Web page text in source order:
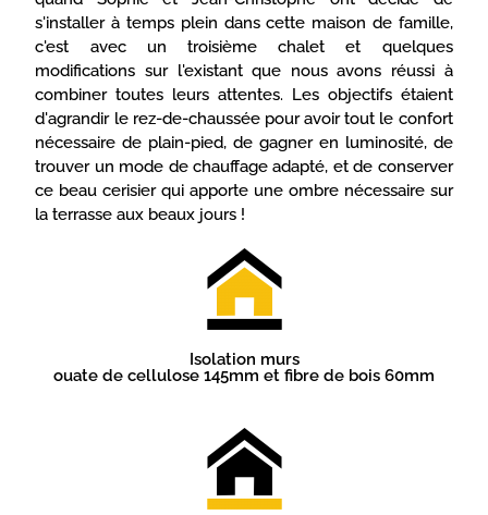
s'installer à temps plein dans cette maison de famille,
c'est avec un troisième chalet et quelques
modifications sur l'existant que nous avons réussi à
combiner toutes leurs attentes. Les objectifs étaient
d'agrandir le rez-de-chaussée pour avoir tout le confort
nécessaire de plain-pied, de gagner en luminosité, de
trouver un mode de chauffage adapté, et de conserver
ce beau cerisier qui apporte une ombre nécessaire sur
la terrasse aux beaux jours !
Isolation murs
ouate de cellulose 145mm et fibre de bois 60mm